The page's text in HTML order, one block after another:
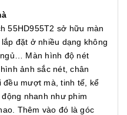
55HD955T2 sở hữu màn
đặt ở nhiều dạng không
Màn hình độ nét
ảnh sắc nét, chân
đều mượt mà, tinh tế, kể
nhanh như phim
Thêm vào đó là góc